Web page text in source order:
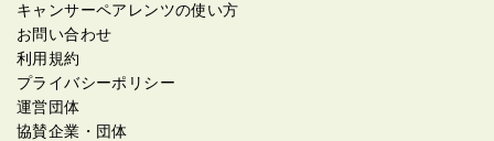
キャンサーペアレンツの使い方
お問い合わせ
利用規約
プライバシーポリシー
運営団体
協賛企業・団体